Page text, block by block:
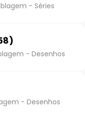
- Séries
- Desenhos
- Desenhos